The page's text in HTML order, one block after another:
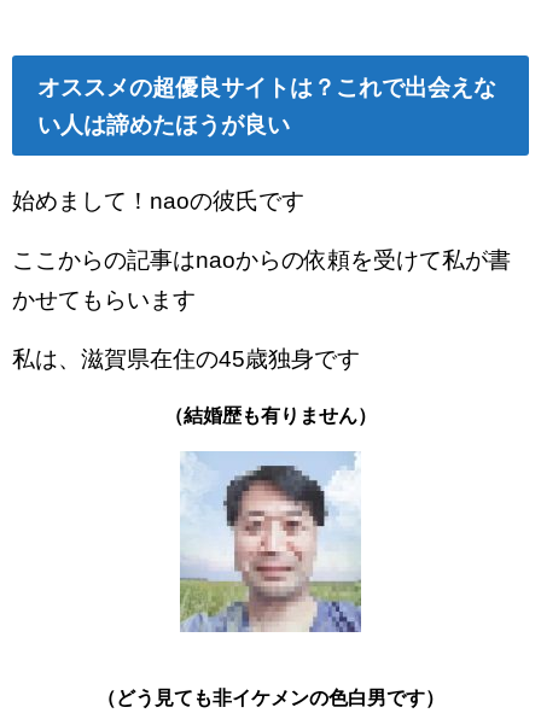
オススメの超優良サイトは？これで出会えな
い人は諦めたほうが良い
始めまして！naoの彼氏です
ここからの記事はnaoからの依頼を受けて私が書
かせてもらいます
私は、滋賀県在住の45歳独身です
（結婚歴も有りません）
（どう見ても非イケメンの色白男です）